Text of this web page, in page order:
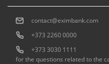
contact@eximbank.com
+373 2260 0000
+373 3030 1111
for the questions related to the